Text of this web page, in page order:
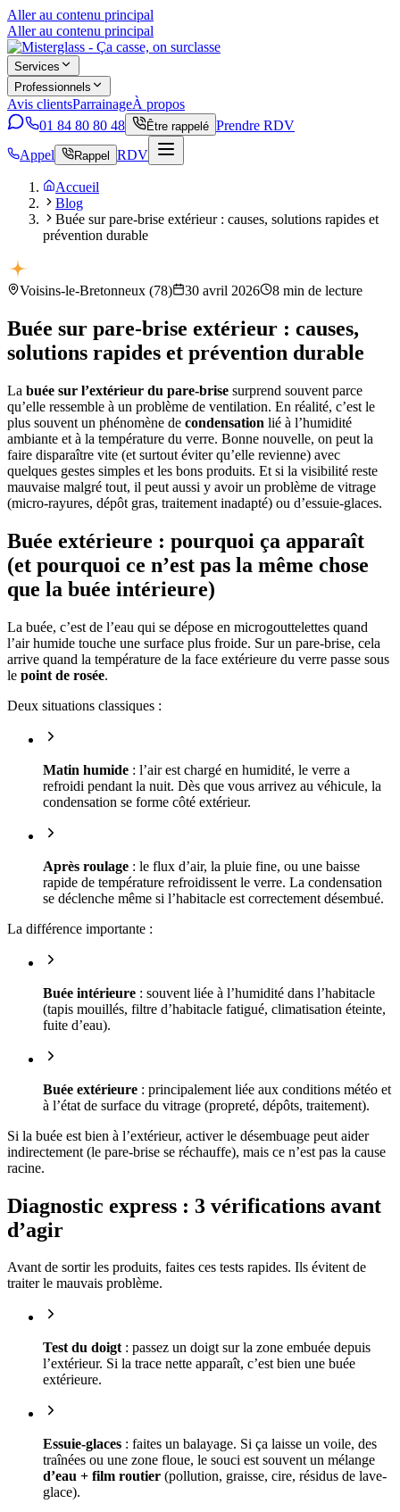
Aller au contenu principal
Aller au contenu principal
Services
Professionnels
Avis clientsParrainageÀ propos
01 84 80 80 48
Être rappelé Prendre RDV
Appel
Rappel RDV
Accueil
Blog
Buée sur pare-brise extérieur : causes, solutions rapides et
prévention durable
Voisins-le-Bretonneux (78) 30 avril 2026 8 min de lecture
Buée sur pare-brise extérieur : causes,
solutions rapides et prévention durable
La buée sur l’extérieur du pare-brise surprend souvent parce
qu’elle ressemble à un problème de ventilation. En réalité, c’est le
plus souvent un phénomène de condensation lié à l’humidité
ambiante et à la température du verre. Bonne nouvelle, on peut la
faire disparaître vite (et surtout éviter qu’elle revienne) avec
quelques gestes simples et les bons produits. Et si la visibilité reste
mauvaise malgré tout, il peut aussi y avoir un problème de vitrage
(micro-rayures, dépôt gras, traitement inadapté) ou d’essuie-glaces.
Buée extérieure : pourquoi ça apparaît
(et pourquoi ce n’est pas la même chose
que la buée intérieure)
La buée, c’est de l’eau qui se dépose en microgouttelettes quand
l’air humide touche une surface plus froide. Sur un pare-brise, cela
arrive quand la température de la face extérieure du verre passe sous
le point de rosée.
Deux situations classiques :
Matin humide : l’air est chargé en humidité, le verre a
refroidi pendant la nuit. Dès que vous arrivez au véhicule, la
condensation se forme côté extérieur.
Après roulage : le flux d’air, la pluie fine, ou une baisse
rapide de température refroidissent le verre. La condensation
se déclenche même si l’habitacle est correctement désembué.
La différence importante :
Buée intérieure : souvent liée à l’humidité dans l’habitacle
(tapis mouillés, filtre d’habitacle fatigué, climatisation éteinte,
fuite d’eau).
Buée extérieure : principalement liée aux conditions météo et
à l’état de surface du vitrage (propreté, dépôts, traitement).
Si la buée est bien à l’extérieur, activer le désembuage peut aider
indirectement (le pare-brise se réchauffe), mais ce n’est pas la cause
racine.
Diagnostic express : 3 vérifications avant
d’agir
Avant de sortir les produits, faites ces tests rapides. Ils évitent de
traiter le mauvais problème.
Test du doigt: passez un doigt sur la zone embuée depuis
l’extérieur. Si la trace nette apparaît, c’est bien une buée
extérieure.
Essuie-glaces : faites un balayage. Si ça laisse un voile, des
traînées ou une zone floue, le souci est souvent un mélange
d’eau + film routier (pollution, graisse, cire, résidus de lave-
glace).